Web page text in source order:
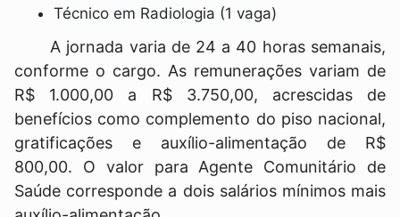
Técnico em Radiologia (1 vaga)
A jornada varia de 24 a 40 horas semanais,
conforme o cargo. As remunerações variam de
R$ 1.000,00 a R$ 3.750,00, acrescidas de
benefícios como complemento do piso nacional,
gratificações e auxílio-alimentação de R$
800,00. O valor para Agente Comunitário de
Saúde corresponde a dois salários mínimos mais